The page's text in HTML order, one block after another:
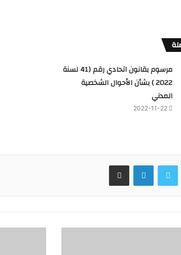
مرسوم بقانون اتحادي رقم (41 لسنة
2022 ) بشأن الأحوال الشخصية
المدني
2022-11-22
تويتر لينكدإن مشاركة عبر البريد